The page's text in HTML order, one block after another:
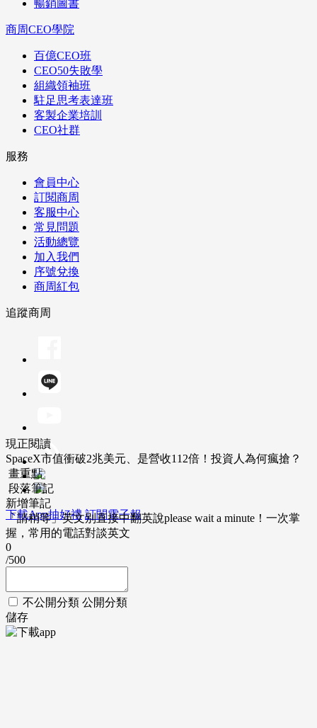
暢銷圖書
商周CEO學院
百億CEO班
CEO50失敗學
組織領袖班
駐足思考表達班
客製企業培訓
CEO社群
服務
會員中心
訂閱商周
客服中心
常見問題
活動總覽
加入我們
序號兌換
商周紅包
追蹤商周
下載App抽好禮 訂閱電子報
現正閱讀
SpaceX市值衝破2兆美元、是營收112倍！投資人為何瘋搶？
畫重點
段落筆記
新增筆記
「請稍等」英文別直接中翻英說please wait a minute！一次掌
握，常用的電話對談英文
0
/500
不公開分類 公開分類
儲存